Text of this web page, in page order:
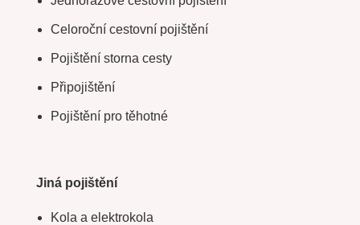
Celoroční cestovní pojištění
Pojištění storna cesty
Připojištění
Pojištění pro těhotné
Jiná pojištění
Kola a elektrokola